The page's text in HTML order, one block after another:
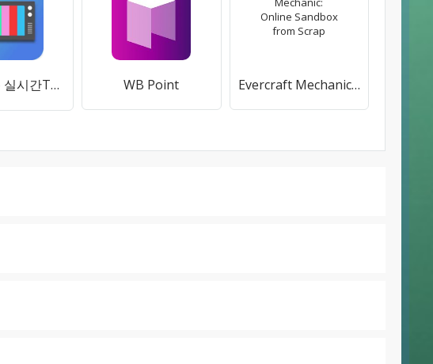
DMB TV - 실시간TV 시청, 온에어 티비 방송 WB Point Evercraft Mechanic: Online Sandbox from Scrap